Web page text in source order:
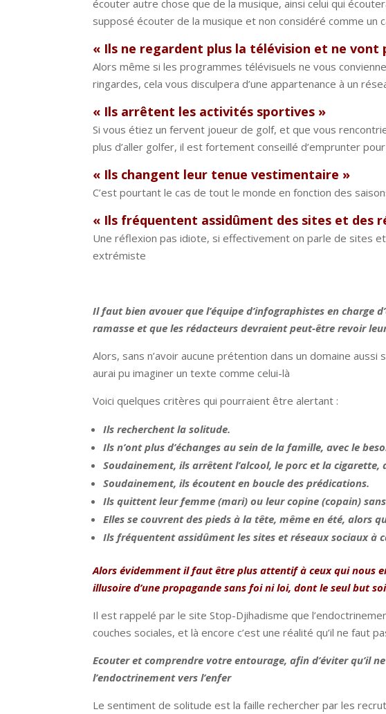
écouter autre chose que de la musique, ainsi celui qui
supposé écouter de la musique et non considéré comme un
« Ils ne regardent plus la télévision et ne vont
Alors même si les programmes télévisuels ne vous
ringardes, cela vous disculpera d’une appartenance à un
« Ils arrêtent les activités sportives »
Si vous étiez un fervent joueur de golf, et que vous
plus d’aller golfer, il est fortement conseillé d’emprunter
« Ils changent leur tenue vestimentaire »
C’est pourtant le cas de tout le monde en fonction des
« Ils fréquentent assidûment des sites et des
Une réflexion pas idiote, si effectivement on parle de sites
extrémiste
Il faut bien avouer que l’équipe d’infographistes en charge
ramasse et que les rédacteurs devraient peut-être revoir
Alors, sans n’avoir aucune prétention dans un domaine
aurai pu imaginer un texte comme celui-là
Voici quelques critères qui pourraient être alertant :
Ils recherchent la solitude.
Ils n’ont plus d’échanges au sein de la famille, avec le
Soudainement, ils arrêtent l’alcool, le porc et la cigarette,
Soudainement, ils écoutent en boucle des prédications.
Ils quittent leur femme (mari) ou leur copine (copain)
Elles se couvrent des pieds à la tête, même en été, alors
Ils fréquentent assidûment les sites et réseaux sociaux à
Alors évidemment il faut être plus attentif à ceux qui nous
illusoire d’une propagande sans foi ni loi, dont le seul but
Il est rappelé par le site Stop-Djihadisme que
couches sociales, et là encore c’est une réalité qu’il ne faut
Ecouter et comprendre votre entourage, afin d’éviter qu’il
l’endoctrinement vers l’enfer
Le sentiment de solitude est la faille rechercher par les